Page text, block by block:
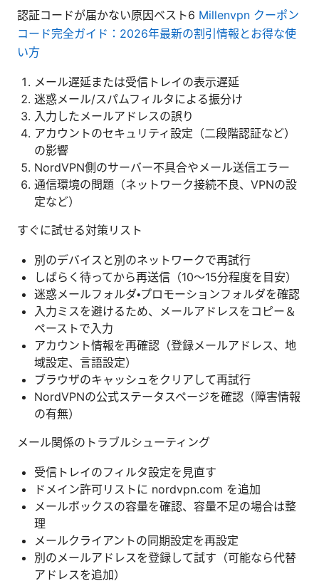
認証コードが届かない原因ベスト6 Millenvpn クーポン
コード完全ガイド：2026年最新の割引情報とお得な使
い方
メール遅延または受信トレイの表示遅延
迷惑メール/スパムフィルタによる振分け
入力したメールアドレスの誤り
アカウントのセキュリティ設定（二段階認証など）
の影響
NordVPN側のサーバー不具合やメール送信エラー
通信環境の問題（ネットワーク接続不良、VPNの設
定など）
すぐに試せる対策リスト
別のデバイスと別のネットワークで再試行
しばらく待ってから再送信（10〜15分程度を目安）
迷惑メールフォルダ・プロモーションフォルダを確認
入力ミスを避けるため、メールアドレスをコピー＆
ペーストで入力
アカウント情報を再確認（登録メールアドレス、地
域設定、言語設定）
ブラウザのキャッシュをクリアして再試行
NordVPNの公式ステータスページを確認（障害情報
の有無）
メール関係のトラブルシューティング
受信トレイのフィルタ設定を見直す
ドメイン許可リストに nordvpn.com を追加
メールボックスの容量を確認、容量不足の場合は整
理
メールクライアントの同期設定を再設定
別のメールアドレスを登録して試す（可能なら代替
アドレスを追加）